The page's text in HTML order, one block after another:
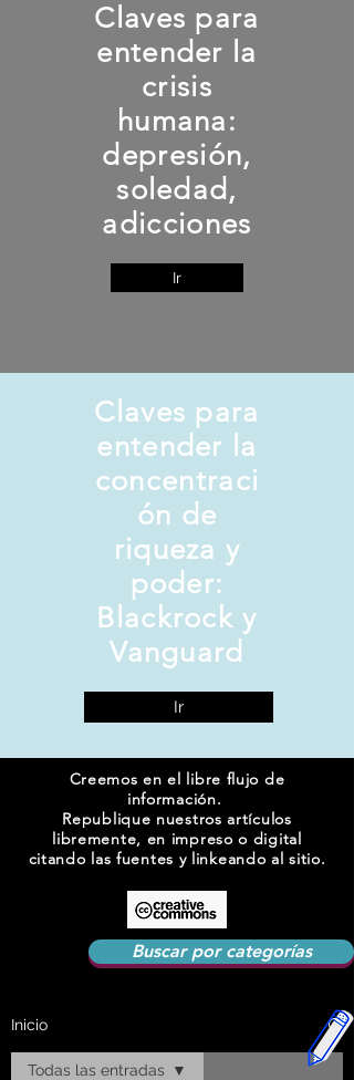
Claves para
entender la
crisis
humana:
depresión,
soledad,
adicciones
Ir
Claves para
entender la
concentraci
ón de
riqueza y
poder:
Blackrock y
Vanguard
Ir
Creemos en el libre flujo de
información.
Republique nuestros artículos
libremente, en impreso o digital
citando las fuentes y linkeando al sitio.
Buscar por categorías
Inicio
Todas las entradas